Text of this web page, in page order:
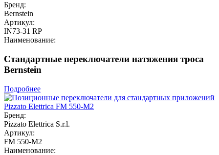
Бренд:
Bernstein
Артикул:
IN73-31 RP
Наименование:
Стандартные переключатели натяжения троса
Bernstein
Подробнее
Бренд:
Pizzato Elettrica S.r.l.
Артикул:
FM 550-M2
Наименование: